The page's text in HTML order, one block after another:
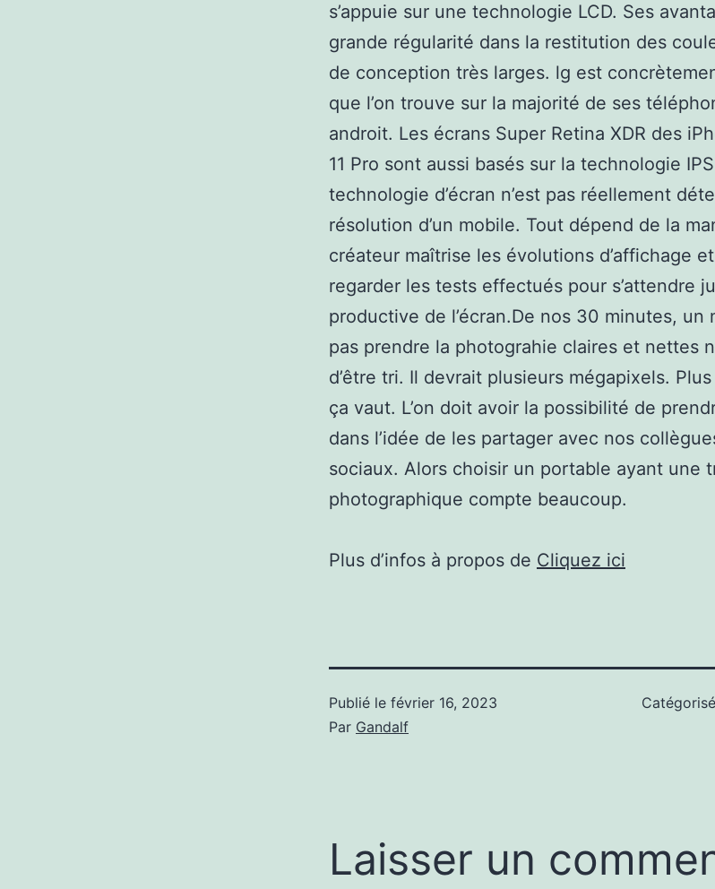
s’appuie sur une technologie LCD. Ses
grande régularité dans la restitution des
de conception très larges. lg est
que l’on trouve sur la majorité de ses
androit. Les écrans Super Retina XDR des
11 Pro sont aussi basés sur la technologie
technologie d’écran n’est pas réellement
résolution d’un mobile. Tout dépend de la
créateur maîtrise les évolutions d’affichage
regarder les tests effectués pour s’attendre
productive de l’écran.De nos 30 minutes, un
pas prendre la photograhie claires et nettes
d’être tri. Il devrait plusieurs mégapixels.
ça vaut. L’on doit avoir la possibilité de
dans l’idée de les partager avec nos
sociaux. Alors choisir un portable ayant une
photographique compte beaucoup.
Plus d’infos à propos de Cliquez ici
Publié le février 16, 2023
Par Gandalf
Laisser un